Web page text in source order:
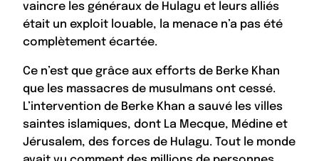
vaincre les généraux de Hulagu et leurs alliés
était un exploit louable, la menace n’a pas été
complètement écartée.
Ce n’est que grâce aux efforts de Berke Khan
que les massacres de musulmans ont cessé.
L’intervention de Berke Khan a sauvé les villes
saintes islamiques, dont La Mecque, Médine et
Jérusalem, des forces de Hulagu. Tout le monde